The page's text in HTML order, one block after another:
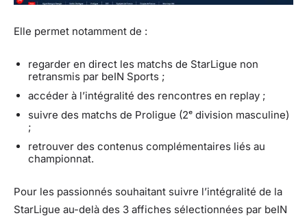
Elle permet notamment de :
regarder en direct les matchs de StarLigue non
retransmis par beIN Sports ;
accéder à l’intégralité des rencontres en replay ;
suivre des matchs de Proligue (2ᵉ division masculine)
;
retrouver des contenus complémentaires liés au
championnat.
Pour les passionnés souhaitant suivre l’intégralité de la
StarLigue au-delà des 3 affiches sélectionnées par beIN